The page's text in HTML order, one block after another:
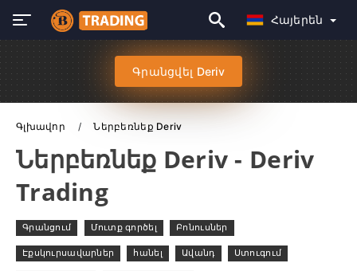
Հայերեն
Գրանցվել Deriv
Գլխավոր Ներբեռնեք Deriv
Ներբեռնեք Deriv - Deriv
Trading
Գրանցում Մուտք գործել Բոնուսներ
Էքսկուրսավարներ հանել Ավանդ Ստուգում